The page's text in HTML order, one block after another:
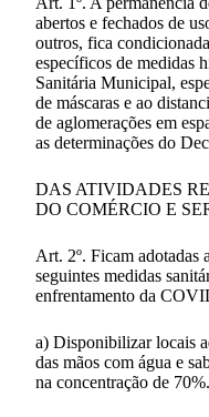
abertos e fechados de
outros, fica
específicos de medidas
Sanitária Municipal,
de máscaras e ao
de aglomerações em
as determinações do
DAS ATIVIDADES
DO COMÉRCIO E
Art. 2º. Ficam adotadas
seguintes medidas
enfrentamento da
a) Disponibilizar locais
das mãos com água e
na concentração de 70%.